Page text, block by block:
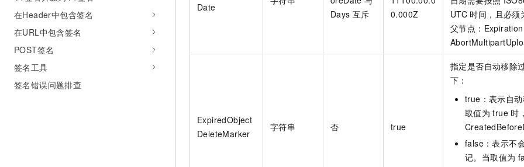
在Header中包含签名
在URL中包含签名
POST签名
签名工具
签名错误问题排查
Date
Days 互斥
0.000Z
UTC 时间，且必须
父节点：Expiration
ExpiredObject
DeleteMarker
字符串 否 true
指定是否自动移除
下：
true：表示自
取值为 true 时
false：表示不
记。当取值为